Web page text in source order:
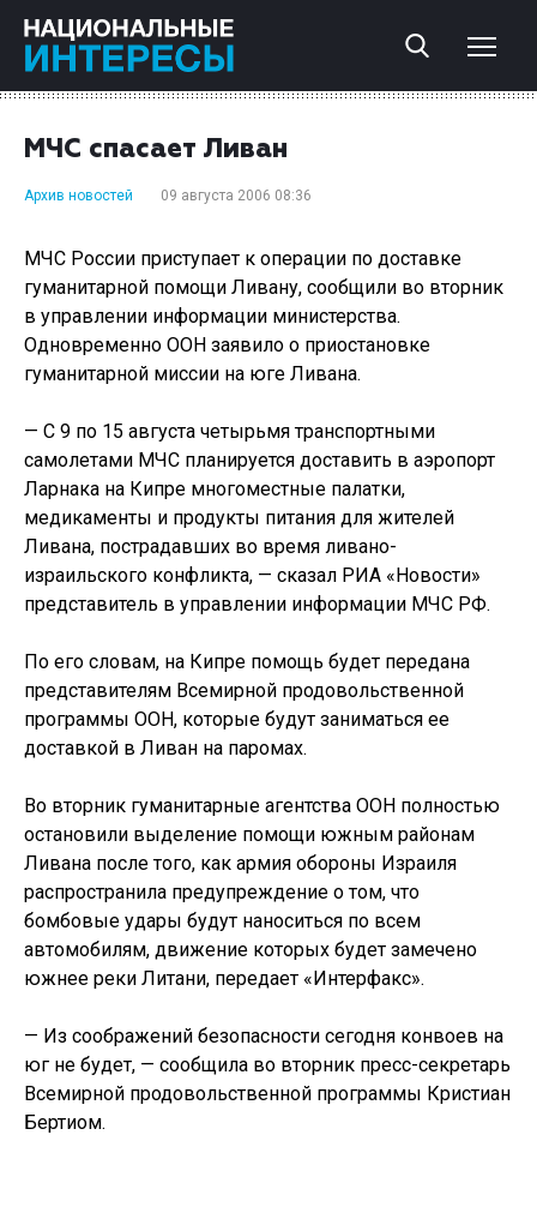
МЧС спасает Ливан
Архив новостей 09 августа 2006 08:36
МЧС России приступает к операции по доставке
гуманитарной помощи Ливану, сообщили во вторник
в управлении информации министерства.
Одновременно ООН заявило о приостановке
гуманитарной миссии на юге Ливана.
— С 9 по 15 августа четырьмя транспортными
самолетами МЧС планируется доставить в аэропорт
Ларнака на Кипре многоместные палатки,
медикаменты и продукты питания для жителей
Ливана, пострадавших во время ливано-
израильского конфликта, — сказал РИА «Новости»
представитель в управлении информации МЧС РФ.
По его словам, на Кипре помощь будет передана
представителям Всемирной продовольственной
программы ООН, которые будут заниматься ее
доставкой в Ливан на паромах.
Во вторник гуманитарные агентства ООН полностью
остановили выделение помощи южным районам
Ливана после того, как армия обороны Израиля
распространила предупреждение о том, что
бомбовые удары будут наноситься по всем
автомобилям, движение которых будет замечено
южнее реки Литани, передает «Интерфакс».
— Из соображений безопасности сегодня конвоев на
юг не будет, — сообщила во вторник пресс-секретарь
Всемирной продовольственной программы Кристиан
Бертиом.